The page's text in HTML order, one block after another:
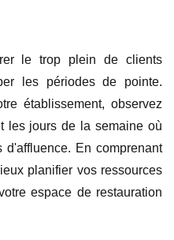
le trop plein de clients
les périodes de pointe.
établissement, observez
les jours de la semaine où
En comprenant
planifier vos ressources
espace de restauration